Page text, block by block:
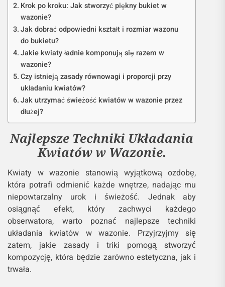
Krok po kroku: Jak stworzyć piękny bukiet w
wazonie?
Jak dobrać odpowiedni kształt i rozmiar wazonu
do bukietu?
Jakie kwiaty ładnie komponują się razem w
wazonie?
Czy istnieją zasady równowagi i proporcji przy
układaniu kwiatów?
Jak utrzymać świeżość kwiatów w wazonie przez
dłużej?
Najlepsze Techniki Układania
Kwiatów w Wazonie.
Kwiaty w wazonie stanowią wyjątkową ozdobę,
która potrafi odmienić każde wnętrze, nadając mu
niepowtarzalny urok i świeżość. Jednak aby
osiągnąć efekt, który zachwyci każdego
obserwatora, warto poznać najlepsze techniki
układania kwiatów w wazonie. Przyjrzyjmy się
zatem, jakie zasady i triki pomogą stworzyć
kompozycję, która będzie zarówno estetyczna, jak i
trwała.